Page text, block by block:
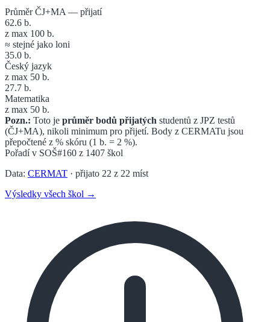
Průměr ČJ+MA — přijatí
62.6 b.
z max 100 b.
≈ stejné jako loni
35.0 b.
Český jazyk
z max 50 b.
27.7 b.
Matematika
z max 50 b.
Pozn.: Toto je průměr bodů přijatých studentů z JPZ testů
(ČJ+MA), nikoli minimum pro přijetí. Body z CERMATu jsou
přepočtené z % skóru (1 b. = 2 %).
Pořadí v SOŠ#160 z 1407 škol
Data: CERMAT · přijato 22 z 22 míst
Výsledky všech škol →